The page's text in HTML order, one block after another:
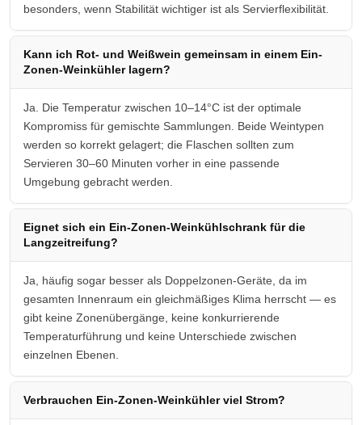
besonders, wenn Stabilität wichtiger ist als Servierflexibilität.
Kann ich Rot- und Weißwein gemeinsam in einem Ein-
Zonen-Weinkühler lagern?
Ja. Die Temperatur zwischen 10–14°C ist der optimale
Kompromiss für gemischte Sammlungen. Beide Weintypen
werden so korrekt gelagert; die Flaschen sollten zum
Servieren 30–60 Minuten vorher in eine passende
Umgebung gebracht werden.
Eignet sich ein Ein-Zonen-Weinkühlschrank für die
Langzeitreifung?
Ja, häufig sogar besser als Doppelzonen-Geräte, da im
gesamten Innenraum ein gleichmäßiges Klima herrscht — es
gibt keine Zonenübergänge, keine konkurrierende
Temperaturführung und keine Unterschiede zwischen
einzelnen Ebenen.
Verbrauchen Ein-Zonen-Weinkühler viel Strom?